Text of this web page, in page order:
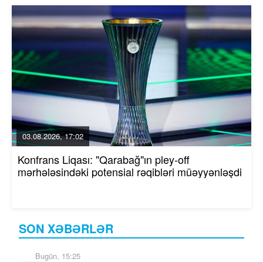
SON XƏBƏRLƏR
Bugün, 15:25
03.08.2026, 17:02
Konfrans Liqası: "Qarabağ"ın pley-off
mərhələsindəki potensial rəqibləri müəyyənləşdi